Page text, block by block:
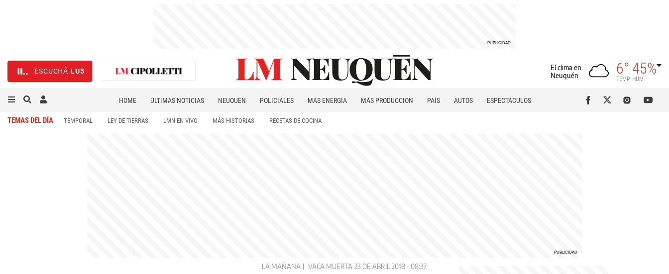
ESCUCHÁ LU5
El clima en
Neuquén
6°
TEMP
45%
HUM
HOME ÚLTIMAS NOTICIAS NEUQUÉN POLICIALES MÁS ENERGÍA MÁS PRODUCCIÓN PAÍS AUTOS
ESPECTÁCULOS
TEMAS DEL DÍA TEMPORAL LEY DE TIERRAS LMN EN VIVO MÁS HISTORIAS RECETAS DE COCINA
LA MAÑANA VACA MUERTA 23 DE ABRIL 2018 - 08:37